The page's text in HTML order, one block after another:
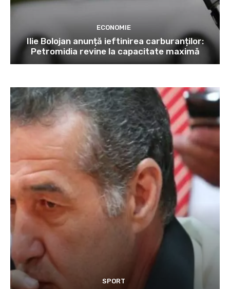
ECONOMIE
Ilie Bolojan anunță ieftinirea carburanților:
Petromidia revine la capacitate maximă
SPORT